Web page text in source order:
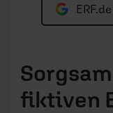
fiktiven